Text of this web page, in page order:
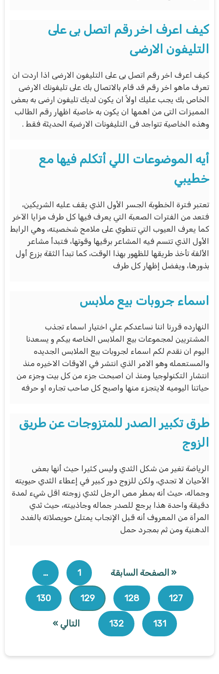
كيف اعرف اخر رقم اتصل بى على
التليفون الارضى
كيف اعرف اخر رقم اتصل بى على التليفون الارضى اذا اردت ان
تعرف ماهو اخر رقم قد قام بالاتصال بك على تليفونك الارضى
الخاص بك يجب عليك اولاً ان يكون لديك تليفون ارضى به بعض
المميزات التى من اهمها ان يكون به خاصية اظهار رقم الطالب
وهذه الخاصية تتواجد فى التليفونات الارضية الحديثة فقط .
أيه الموضوعات اللي أتكلم فيها مع
خطيبي
تعتبر فترة الخطوبة الجسر الأول الذي يقف عليه الشريكين،
فتعد من الفترات الصعبة التي يعرف فيها كل طرف مزايا الآخر
كما يعرف العيوب التي تنطوي على ملامح شخصيته، وهي الرابط
الأول الذي تتسم فيه المشاعر برقيها وقوتها، فتبدأ مشاعر
الألفة تأخذ طريقها للظهور بهذا الوقت، كما تبدأ الثقة بزرع أول
بذورها، ويفضل إظهار كل طرف
اسماء جروبات بيع ملابس
النهارده قررنا اننا نساعدكم علي اختيار اسماء تجذب
المشتريين لمجموعات بيع الملابس الخاصه بيكم و يسعدنا
اليوم ان نقدم لكم اسماء لجروبات بيع الملابس الجديده
والمستعمله وهو الامر الذي انتشر في الاوقات الاخيره منذ
انتشار التكنولوجيا ومنذ ان اصبحت جزء من كل بيت وجزء من
حياتنا اليوميه لايتجزء منها واصبح كل صاحب تجاره او حرفه
طرق تكبير الصدر للمتزوجات عن طريق
الزوج
الرياضة تغير من شكل الثدي وليس كثيرا حيث أنها بعض
الأحيان لا تجدي، ولكن للزوج دور كبير في إعطاء الثدي حيويته
وجماله، حيث أنه بمطر مص الرجل لثدي زوجته اقل شيء لمدة
دقيقة واحدة هذا يرجع للصدر جماله وجاذبيته، حيث ثدي
المرأة من المعروف أنه قبل الإنجاب يمتلئ حويصلاته بالغدد
الدهنية ومن ثم بمجرد حمل
« الصفحة السابقة 1
…
127
128
129
130
131
132 التالي »